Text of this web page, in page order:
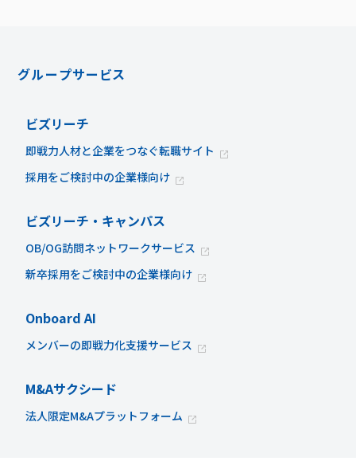
グループサービス
ビズリーチ
即戦力人材と企業をつなぐ転職サイト
採用をご検討中の企業様向け
ビズリーチ・キャンパス
OB/OG訪問ネットワークサービス
新卒採用をご検討中の企業様向け
Onboard AI
メンバーの即戦力化支援サービス
M&Aサクシード
法人限定M&Aプラットフォーム